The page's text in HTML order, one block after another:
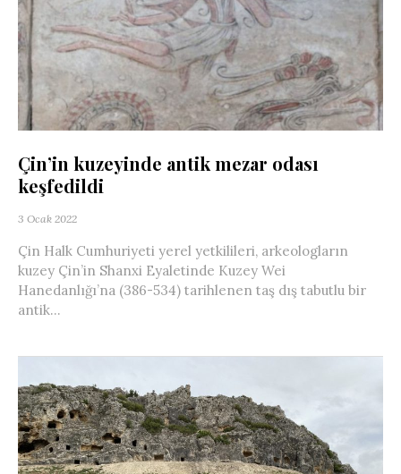
Çin’in kuzeyinde antik mezar odası
keşfedildi
3 Ocak 2022
Çin Halk Cumhuriyeti yerel yetkilileri, arkeologların
kuzey Çin’in Shanxi Eyaletinde Kuzey Wei
Hanedanlığı’na (386-534) tarihlenen taş dış tabutlu bir
antik...